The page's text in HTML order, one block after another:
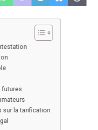
futures
sur la tarification